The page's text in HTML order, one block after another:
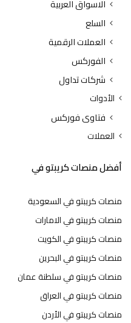
الاسواق العربية
السلع
العملات الرقمية
الفوركس
شركات تداول
الأدوات
فتاوى فوركس
العملات
أفضل منصات كريبتو في
منصات كريبتو في السعودية
منصات كريبتو في الامارات
منصات كريبتو في الكويت
منصات كريبتو في البحرين
منصات كريبتو في سلطنة عمان
منصات كريبتو في العراق
منصات كريبتو في الأردن